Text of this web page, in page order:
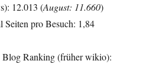
12.013 (August: 11.660)
pro Besuch: 1,84
Blog Ranking (früher wikio):